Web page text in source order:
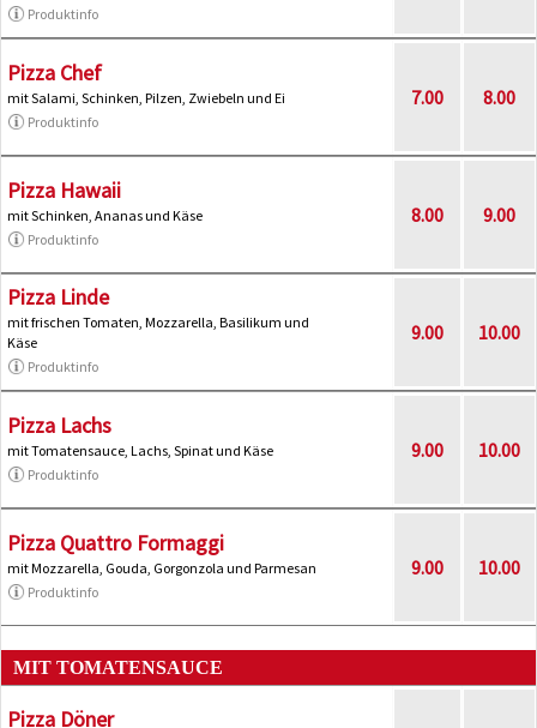
Produktinfo
Pizza Chef
mit Salami, Schinken, Pilzen, Zwiebeln und Ei
Produktinfo
7.00 8.00
Pizza Hawaii
mit Schinken, Ananas und Käse
Produktinfo
8.00 9.00
Pizza Linde
mit frischen Tomaten, Mozzarella, Basilikum und
Käse
Produktinfo
9.00 10.00
Pizza Lachs
mit Tomatensauce, Lachs, Spinat und Käse
Produktinfo
9.00 10.00
Pizza Quattro Formaggi
mit Mozzarella, Gouda, Gorgonzola und Parmesan
Produktinfo
9.00 10.00
MIT TOMATENSAUCE
Pizza Döner